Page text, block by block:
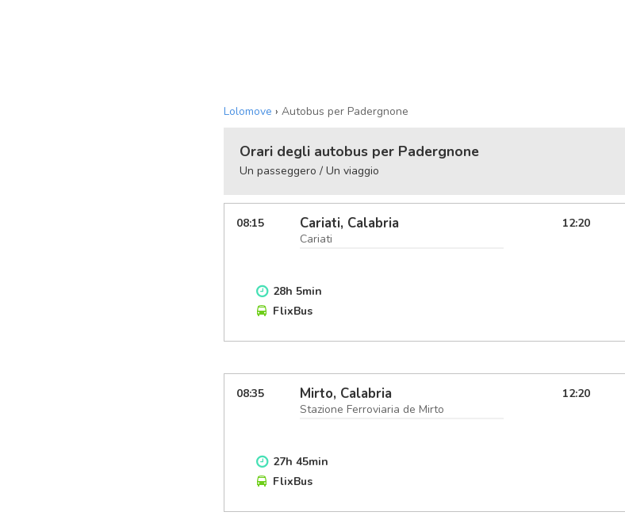
Lolomove › Autobus per Padergnone
Orari degli autobus per Padergnone
Un passeggero / Un viaggio
08:15 Cariati, Calabria
Cariati
12:20
28h 5min
FlixBus
08:35 Mirto, Calabria
Stazione Ferroviaria de Mirto
12:20
27h 45min
FlixBus